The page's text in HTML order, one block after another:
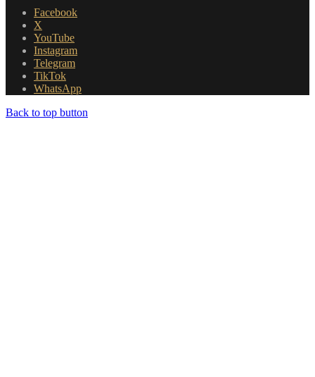
Facebook
X
YouTube
Instagram
Telegram
TikTok
WhatsApp
Back to top button